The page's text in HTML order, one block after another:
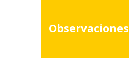
Observaciones